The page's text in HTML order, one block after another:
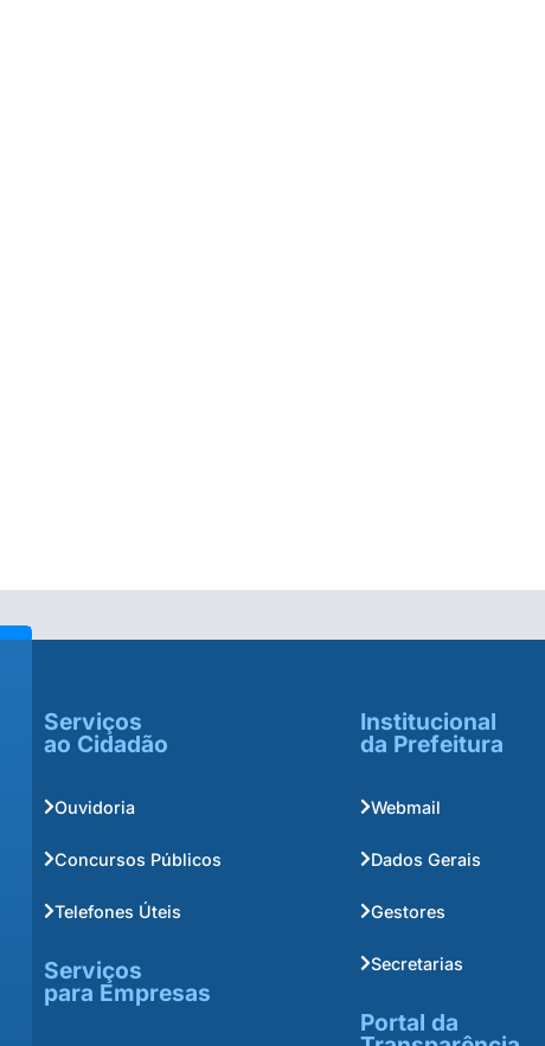
Serviços
ao Cidadão
Ouvidoria
Concursos Públicos
Telefones Úteis
Serviços
para Empresas
Institucional
da Prefeitura
Webmail
Dados Gerais
Gestores
Secretarias
Portal da